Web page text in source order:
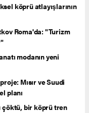
köprü atlayışlarının
Roma'da: "Turizm
modanın yeni
Mısır ve Suudi
planı
çöktü, bir köprü tren